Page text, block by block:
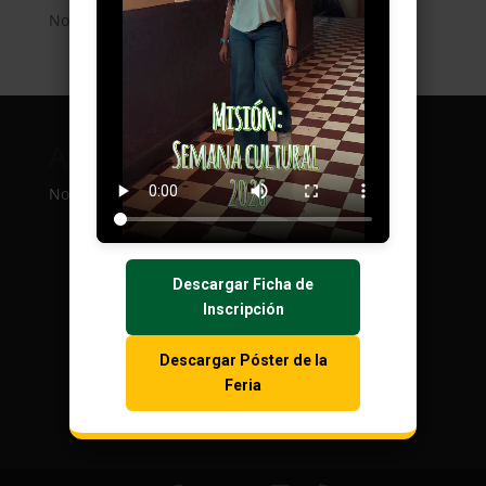
Descargar Ficha de
Inscripción
Descargar Póster de la
Feria
No comments to show.
Archivos
No archives to show.
Categorías
No categories